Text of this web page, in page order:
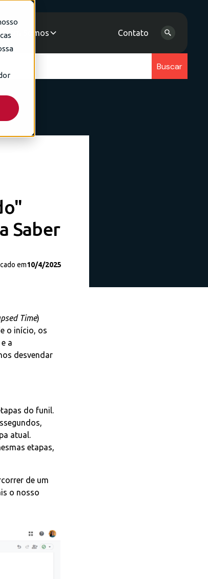
Somos Contato
Saber
em10/4/2025
Time)
o início, os
a
desvendar
do funil.
atual.
etapas,
de um
o nosso